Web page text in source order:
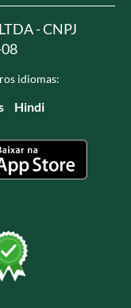
- CNPJ
idiomas:
Hindi